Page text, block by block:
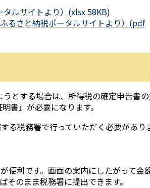
ルサイトより）(xlsx 58KB)
るさと納税ポータルサイトより）(pdf
とする場合は、所得税の確定申告書
書』が必要になります。
る税務署で行っていただく必要があり
便利です。画面の案内にしたがって金
のまま税務署に提出できます。